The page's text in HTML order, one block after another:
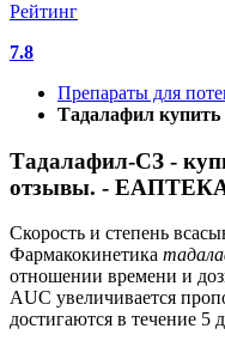
Рейтинг
7.8
Препараты для
Тадалафил купить
Тадалафил-СЗ -
отзывы. -
Скорость и степень
Фармакокинетика
отношении времени и
AUC увеличивается
достигаются в течение 5